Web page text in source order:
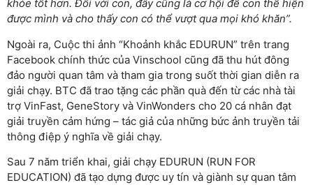
khỏe tốt hơn. Đối với con, đây cũng là cơ hội để con thể hiện
được mình và cho thấy con có thể vượt qua mọi khó khăn”.
Ngoài ra, Cuộc thi ảnh “Khoảnh khắc EDURUN” trên trang
Facebook chính thức của Vinschool cũng đã thu hút đông
đảo người quan tâm và tham gia trong suốt thời gian diễn ra
giải chạy. BTC đã trao tặng các phần quà đến từ các nhà tài
trợ VinFast, GeneStory và VinWonders cho 20 cá nhân đạt
giải truyền cảm hứng – tác giả của những bức ảnh truyền tải
thông điệp ý nghĩa về giải chạy.
Sau 7 năm triển khai, giải chạy EDURUN (RUN FOR
EDUCATION) đã tạo dựng được uy tín và giành sự quan tâm